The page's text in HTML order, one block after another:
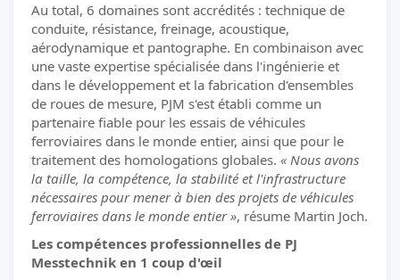
Au total, 6 domaines sont accrédités : technique de
conduite, résistance, freinage, acoustique,
aérodynamique et pantographe. En combinaison avec
une vaste expertise spécialisée dans l'ingénierie et
dans le développement et la fabrication d'ensembles
de roues de mesure, PJM s'est établi comme un
partenaire fiable pour les essais de véhicules
ferroviaires dans le monde entier, ainsi que pour le
traitement des homologations globales. « Nous avons
la taille, la compétence, la stabilité et l'infrastructure
nécessaires pour mener à bien des projets de véhicules
ferroviaires dans le monde entier », résume Martin Joch.
Les compétences professionnelles de PJ
Messtechnik en 1 coup d'œil